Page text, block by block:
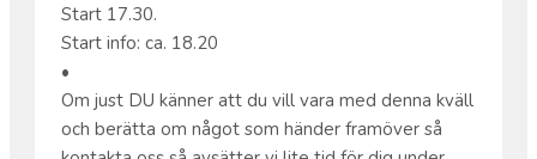
Start 17.30.
Start info: ca. 18.20
•
Om just DU känner att du vill vara med denna kväll
och berätta om något som händer framöver så